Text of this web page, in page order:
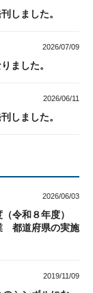
しました。
2026/07/09
ました。
2026/06/11
しました。
2026/06/03
（令和８年度）
都道府県の実施
2019/11/09